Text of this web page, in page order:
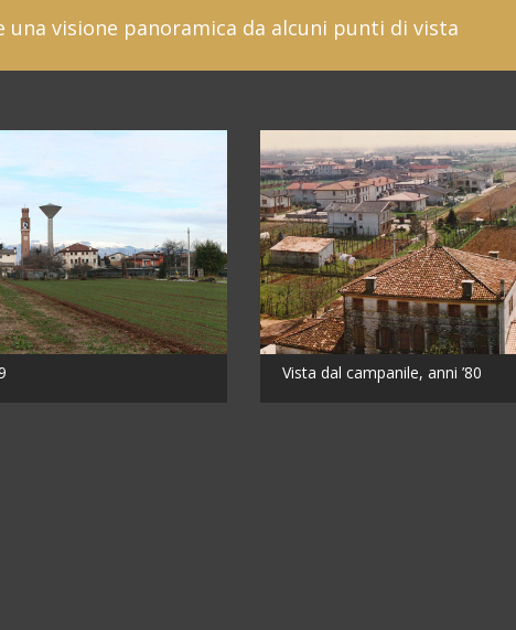
visione panoramica da alcuni punti di vista
Vista dal campanile, anni ’80